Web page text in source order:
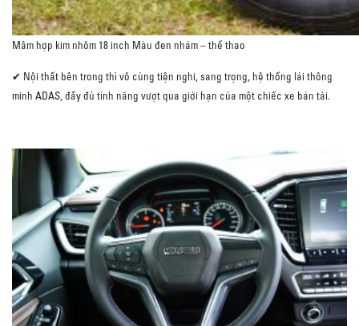
Mâm hợp kim nhôm 18 inch Màu đen nhám – thể thao
✔ Nội thất bên trong thì vô cùng tiện nghi, sang trọng, hệ thống lái thông
minh ADAS, đầy đủ tính năng vượt qua giới hạn của một chiếc xe bán tải.